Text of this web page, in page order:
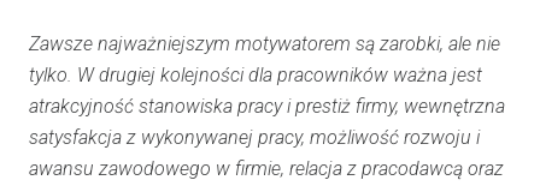
Zawsze najważniejszym motywatorem są zarobki, ale nie
tylko. W drugiej kolejności dla pracowników ważna jest
atrakcyjność stanowiska pracy i prestiż firmy, wewnętrzna
satysfakcja z wykonywanej pracy, możliwość rozwoju i
awansu zawodowego w firmie, relacja z pracodawcą oraz